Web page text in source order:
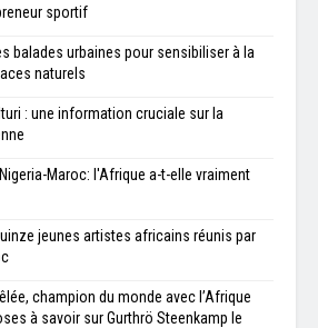
sportif
balades urbaines pour sensibiliser à la
naturels
: une information cruciale sur la
Maroc: l'Afrique a-t-elle vraiment
jeunes artistes africains réunis par
champion du monde avec l’Afrique
à savoir sur Gurthrö Steenkamp le